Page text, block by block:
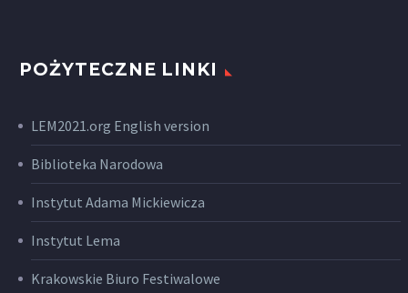
POŻYTECZNE LINKI
LEM2021.org English version
Biblioteka Narodowa
Instytut Adama Mickiewicza
Instytut Lema
Krakowskie Biuro Festiwalowe